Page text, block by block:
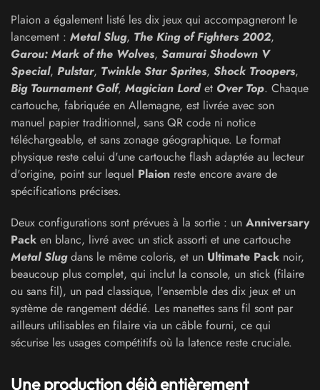
Plaion a également listé les dix jeux qui accompagneront le
lancement : Metal Slug, The King of Fighters 2002,
Garou: Mark of the Wolves, Samurai Shodown V
Special, Pulstar, Twinkle Star Sprites, Shock Troopers,
Big Tournament Golf, Magician Lordet Over Top. Chaque
cartouche, fabriquée en Allemagne, est livrée avec son
manuel papier traditionnel, sans QR code ni notice
téléchargeable, et sans zonage géographique. Le format
physique reste celui d'une cartouche flash adaptée au lecteur
d'origine, point sur lequel Plaion reste encore avare de
spécifications précises.
Deux configurations sont prévues à la sortie : un Anniversary
Pack en blanc, livré avec un stick assorti et une cartouche
Metal Slugdans le même coloris, et un Ultimate Pack noir,
beaucoup plus complet, qui inclut la console, un stick (filaire
ou sans fil), un pad classique, l'ensemble des dix jeux et un
système de rangement dédié. Les manettes sans fil sont par
ailleurs utilisables en filaire via un câble fourni, ce qui
sécurise les usages compétitifs où la latence reste cruciale.
Une production déjà entièrement